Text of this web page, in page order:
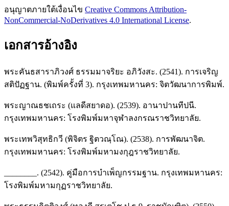
อนุญาตภายใต้เงื่อนไข Creative Commons Attribution-
NonCommercial-NoDerivatives 4.0 International License.
เอกสารอ้างอิง
พระคันธสาราภิวงศ์ ธรรมมาจริยะ อภิวังสะ. (2541). การเจริญ
สติปัฏฐาน. (พิมพ์ครั้งที่ 3). กรุงเทพมหานคร: จิตวัฒนาการพิมพ์.
พระญาณธชเถระ (แลดีสยาดอ). (2539). อานาปานทีปนี.
กรุงเทพมหานคร: โรงพิมพ์มหาจุฬาลงกรณราชวิทยาลัย.
พระเทพวิสุทธิกวี (พิจิตร ฐิตวณฺโณ). (2538). การพัฒนาจิต.
กรุงเทพมหานคร: โรงพิมพ์มหามงกุฎราชวิทยาลัย.
________. (2542). คู่มือการบำเพ็ญกรรมฐาน. กรุงเทพมหานคร:
โรงพิมพ์มหามกุฏราชวิทยาลัย.